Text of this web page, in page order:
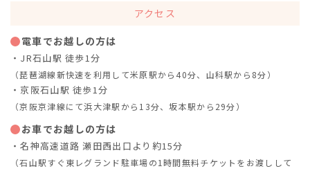
アクセス
電車でお越しの方は
・JR石山駅 徒歩1分
（琵琶湖線新快速を利用して米原駅から40分、山科駅から8分）
・京阪石山駅 徒歩1分
（京阪京津線にて浜大津駅から13分、坂本駅から29分）
お車でお越しの方は
・名神高速道路 瀬田西出口より約15分
（石山駅すぐ東レグランド駐車場の1時間無料チケットをお渡しして